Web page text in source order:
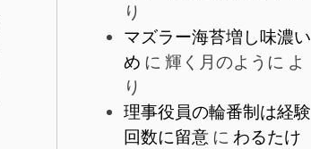
り
マズラー海苔増し味濃い
め に 輝く月のように よ
り
理事役員の輪番制は経験
回数に留意に わるたけ